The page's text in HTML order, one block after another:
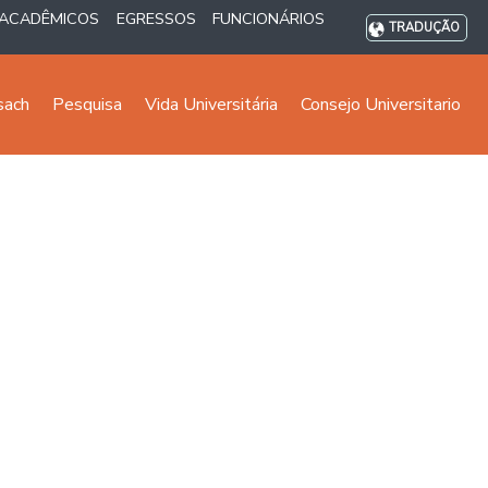
EGRESSOS FUNCIONÁRIOS TRADUÇÃO
Pesquisa Vida Universitária Consejo Universitario